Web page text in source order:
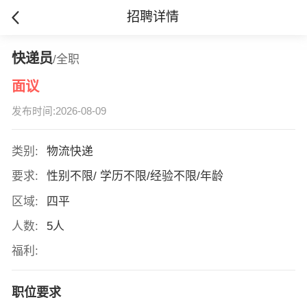
招聘详情
快递员/全职
面议
发布时间:2026-08-09
类别:
物流快递
要求:
性别不限/ 学历不限/经验不限/年龄
区域:
四平
人数:
5人
福利:
职位要求